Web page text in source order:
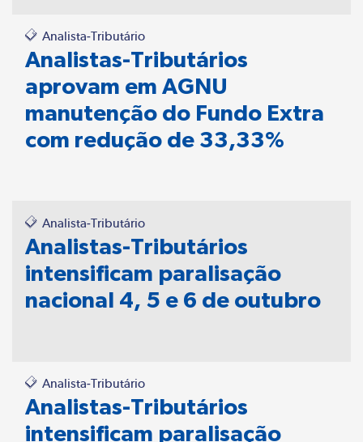
Analista-Tributário
Analistas-Tributários
aprovam em AGNU
manutenção do Fundo Extra
com redução de 33,33%
Analista-Tributário
Analistas-Tributários
intensificam paralisação
nacional 4, 5 e 6 de outubro
Analista-Tributário
Analistas-Tributários
intensificam paralisação